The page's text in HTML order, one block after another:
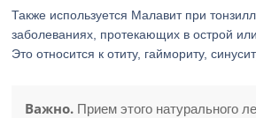
Также используется Малавит при
заболеваниях, протекающих в острой
Это относится к отиту, гаймориту,
Важно. Прием этого натурального